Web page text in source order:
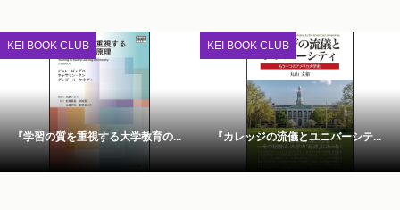
KEI BOOK CLUB
『学習の質を重視する大学教育の...
KEI BOOK CLUB
『カレッジの流儀とユニバーシテ...